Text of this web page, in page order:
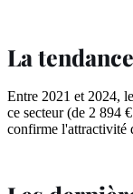
La
Entre 2021 et 2024,
ce secteur (de 2 894
confirme l'attractivité